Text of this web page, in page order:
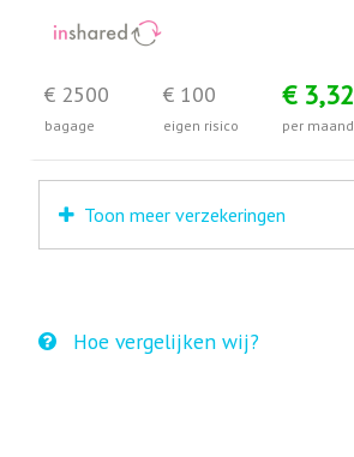
€ 2500
bagage
€ 100
eigen risico
€ 3,32
per maand
Toon meer verzekeringen
Hoe vergelijken wij?